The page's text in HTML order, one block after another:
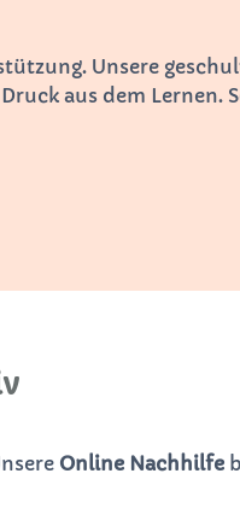
Unsere
aus dem Lernen.
Online Nachhilfe